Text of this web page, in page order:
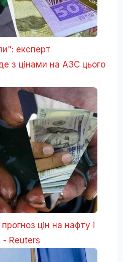
експерт
з цінами на АЗС цього
цін на нафту і
- Reuters